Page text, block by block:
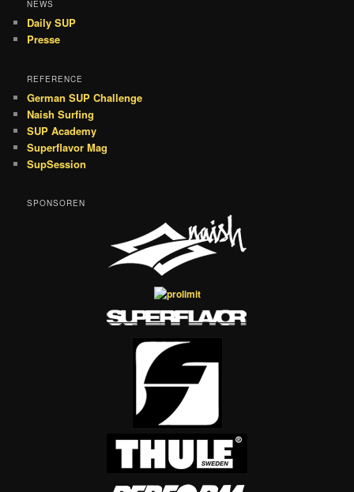
NEWS
Daily SUP
Presse
REFERENCE
German SUP Challenge
Naish Surfing
SUP Academy
Superflavor Mag
SupSession
SPONSOREN